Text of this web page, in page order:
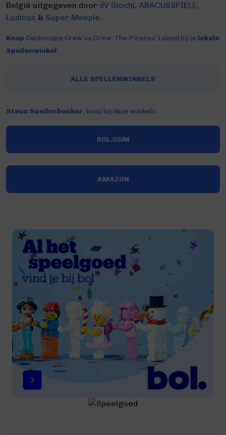
België uitgegeven door dV Giochi, ABACUSSPIELE,
Ludicus & Super Meeple. .
Koop Deckscape Crew vs Crew: The Pirates’ Island bij je lokale
Spellenwinkel:
ALLE SPELLENWINKELS
Steun Spellenbunker, koop bij deze winkels:
BOL.COM
AMAZON